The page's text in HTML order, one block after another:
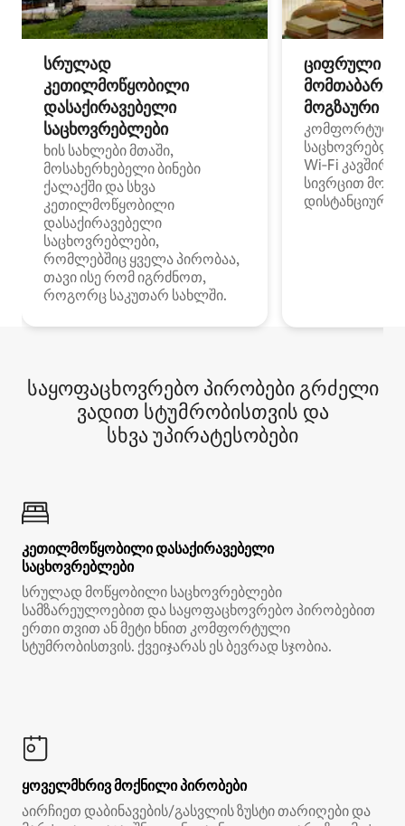
სრულად
კეთილმოწყობილი
დასაქირავებელი
საცხოვრებლები
ხის სახლები მთაში,
მოსახერხებელი ბინები
ქალაქში და სხვა
კეთილმოწყობილი
დასაქირავებელი
საცხოვრებლები,
რომლებშიც ყველა პირობაა,
თავი ისე რომ იგრძნოთ,
როგორც საკუთარ სახლში.
ციფრული
მოგზაური
კომფორტული
Wi‑Fi
სივრცით
დისტანციური
საყოფაცხოვრებო პირობები გრძელი
ვადით სტუმრობისთვის და
სხვა უპირატესობები
კეთილმოწყობილი დასაქირავებელი
საცხოვრებლები
სრულად მოწყობილი საცხოვრებლები
სამზარეულოებით და საყოფაცხოვრებო პირობებით
ერთი თვით ან მეტი ხნით კომფორტული
სტუმრობისთვის. ქვეიჯარას ეს ბევრად სჯობია.
ყოველმხრივ მოქნილი პირობები
აირჩიეთ დაბინავების/გასვლის ზუსტი თარიღები და